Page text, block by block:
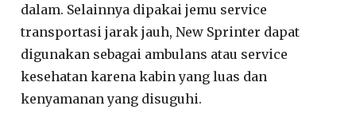
dalam. Selainnya dipakai jemu service
transportasi jarak jauh, New Sprinter dapat
digunakan sebagai ambulans atau service
kesehatan karena kabin yang luas dan
kenyamanan yang disuguhi.